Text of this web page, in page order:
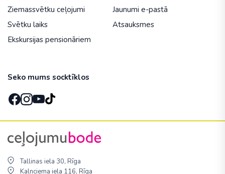
Ziemassvētku ceļojumi
Svētku laiks
Ekskursijas pensionāriem
Jaunumi e-pastā
Atsauksmes
Seko mums socktīklos
Tallinas iela 30, Rīga
Kalnciema iela 116, Rīga